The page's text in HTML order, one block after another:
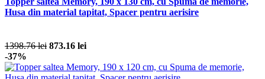
Husa din material tapitat, Spacer pentru aerisire
1398.76 lei 873.16 lei
-37%